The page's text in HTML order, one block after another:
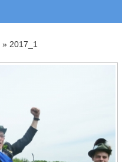
» 2017_1